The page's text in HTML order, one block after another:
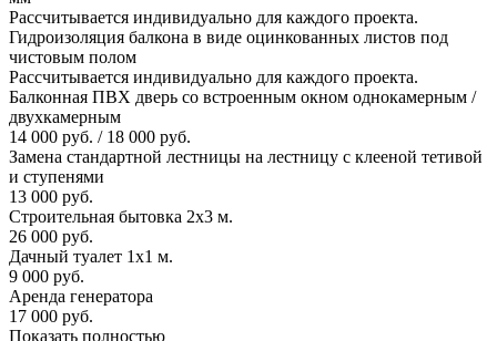
Рассчитывается индивидуально для каждого проекта.
Гидроизоляция балкона в виде оцинкованных листов под
чистовым полом
Рассчитывается индивидуально для каждого проекта.
Балконная ПВХ дверь со встроенным окном однокамерным /
двухкамерным
14 000 руб. / 18 000 руб.
Замена стандартной лестницы на лестницу с клееной тетивой
и ступенями
13 000 руб.
Строительная бытовка 2х3 м.
26 000 руб.
Дачный туалет 1х1 м.
9 000 руб.
Аренда генератора
17 000 руб.
Показать полностью